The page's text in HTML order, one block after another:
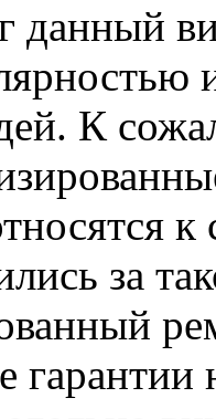
данный
К
за